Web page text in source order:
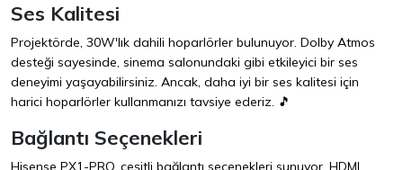
Ses Kalitesi
Projektörde, 30W'lık dahili hoparlörler bulunuyor. Dolby Atmos
desteği sayesinde, sinema salonundaki gibi etkileyici bir ses
deneyimi yaşayabilirsiniz. Ancak, daha iyi bir ses kalitesi için
harici hoparlörler kullanmanızı tavsiye ederiz. 🎵
Bağlantı Seçenekleri
Hisense PX1-PRO, çeşitli bağlantı seçenekleri sunuyor. HDMI,